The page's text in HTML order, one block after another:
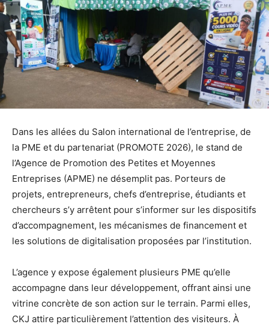
Dans les allées du Salon international de l’entreprise, de
la PME et du partenariat (PROMOTE 2026), le stand de
l’Agence de Promotion des Petites et Moyennes
Entreprises (APME) ne désemplit pas. Porteurs de
projets, entrepreneurs, chefs d’entreprise, étudiants et
chercheurs s’y arrêtent pour s’informer sur les dispositifs
d’accompagnement, les mécanismes de financement et
les solutions de digitalisation proposées par l’institution.
L’agence y expose également plusieurs PME qu’elle
accompagne dans leur développement, offrant ainsi une
vitrine concrète de son action sur le terrain. Parmi elles,
CKJ attire particulièrement l’attention des visiteurs. À